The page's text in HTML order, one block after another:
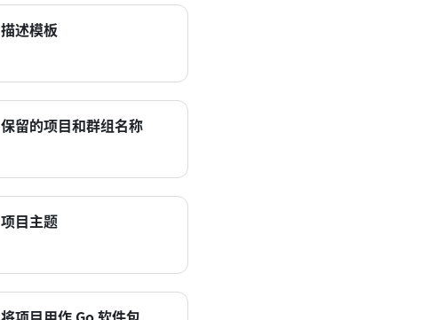
描述模板
保留的项目和群组名称
项目主题